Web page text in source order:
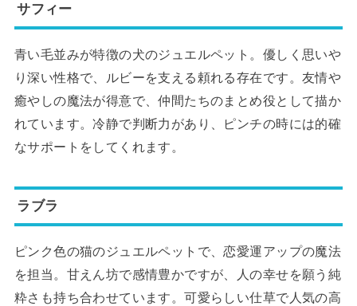
サフィー
青い毛並みが特徴の犬のジュエルペット。優しく思いや
り深い性格で、ルビーを支える頼れる存在です。友情や
癒やしの魔法が得意で、仲間たちのまとめ役として描か
れています。冷静で判断力があり、ピンチの時には的確
なサポートをしてくれます。
ラブラ
ピンク色の猫のジュエルペットで、恋愛運アップの魔法
を担当。甘えん坊で感情豊かですが、人の幸せを願う純
粋さも持ち合わせています。可愛らしい仕草で人気の高